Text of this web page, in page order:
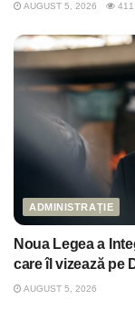
AUGUST 5, 2026 411
ADMINISTRAȚIE
Noua Legea a
care îl vizează pe
AUGUST 5, 2026